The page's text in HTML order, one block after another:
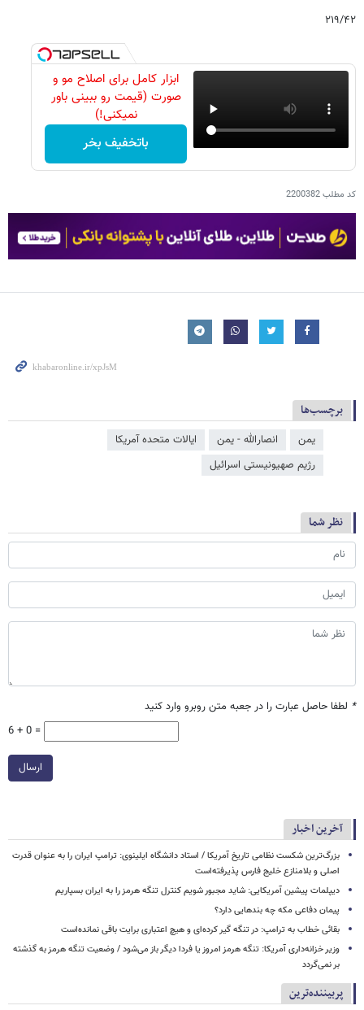
۲۱۹/۴۲
ابزار کامل برای اصلاح مو و
صورت (قیمت رو ببینی باور
نمیکنی!)
باتخفیف بخر
کد مطلب2200382
برچسب‌ها
یمن انصارالله - یمن
ایالات متحده آمریکا
رژیم صهیونیستی اسرائیل
نظر شما
* لطفا حاصل عبارت را در جعبه متن روبرو وارد کنید
6 + 0 =
ارسال
آخرین اخبار
بزرگ‌ترین شکست نظامی تاریخ آمریکا / استاد دانشگاه ایلینوی: ترامپ ایران را به عنوان قدرت
اصلی و بلامنازع خلیج فارس پذیرفته‌است
دیپلمات پیشین آمریکایی: شاید مجبور شویم کنترل تنگه هرمز را به ایران بسپاریم
پیمان دفاعی مکه چه بندهایی دارد؟
بقائی خطاب به ترامپ: در تنگه گیر کرده‌ای و هیچ اعتباری برایت باقی نمانده‌است
وزیر خزانه‌داری آمریکا: تنگه هرمز امروز یا فردا دیگر باز می‌شود / وضعیت تنگه هرمز به گذشته
بر نمی‌گردد
پربیننده‌ترین